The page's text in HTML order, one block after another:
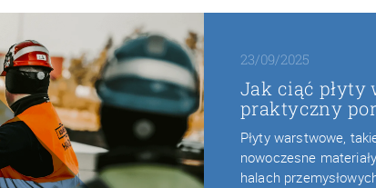
23/09/2025
Jak ciąć płyty
praktyczny
Płyty warstwowe,
nowoczesne
halach